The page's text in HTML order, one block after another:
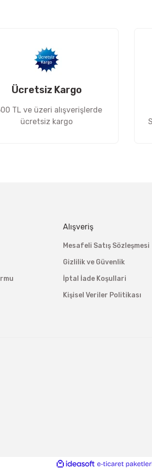
Ücretsiz Kargo
TL ve üzeri alışverişlerde
ücretsiz kargo
Alışveriş
Mesafeli Satış Sözleşmesi
Gizlilik ve Güvenlik
İptal İade Koşullari
Kişisel Veriler Politikası
ideasoft